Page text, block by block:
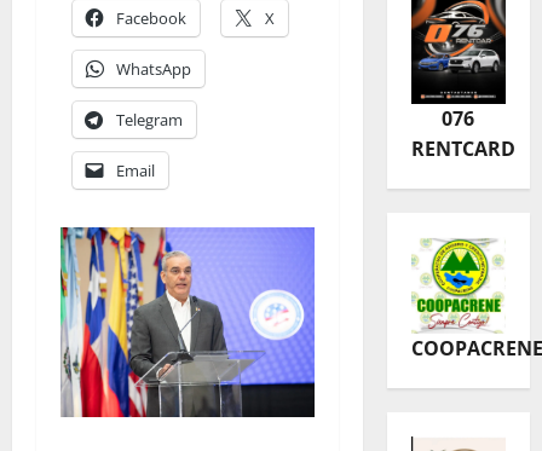
Facebook X
WhatsApp
Telegram
Email
076
RENTCARD
COOPACRENE